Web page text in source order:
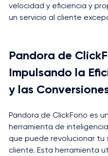
velocidad y eficiencia y
un servicio al cliente
Pandora de
Impulsando la
y las
Pandora de ClickFono es
herramienta de
que puede revolucionar tu
cliente. Esta herramienta